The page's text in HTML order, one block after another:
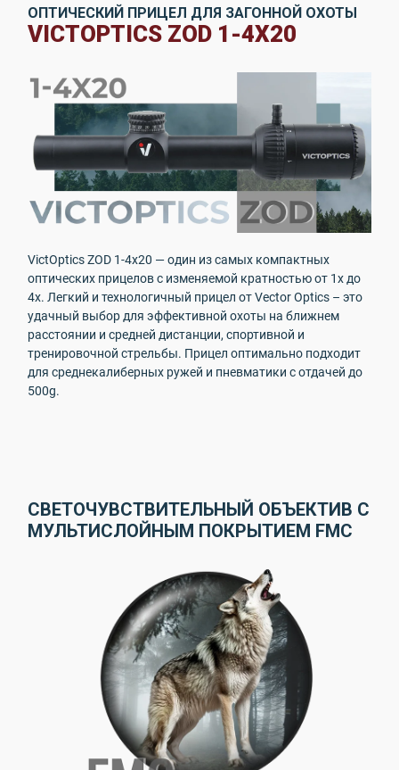
ОПТИЧЕСКИЙ ПРИЦЕЛ ДЛЯ ЗАГОННОЙ ОХОТЫ
VICTOPTICS ZOD 1-4X20
VictOptics ZOD 1-4x20 — один из самых компактных
оптических прицелов с изменяемой кратностью от 1х до
4х. Легкий и технологичный прицел от Vector Optics – это
удачный выбор для эффективной охоты на ближнем
расстоянии и средней дистанции, спортивной и
тренировочной стрельбы. Прицел оптимально подходит
для среднекалиберных ружей и пневматики с отдачей до
500g.
СВЕТОЧУВСТВИТЕЛЬНЫЙ ОБЪЕКТИВ С
МУЛЬТИСЛОЙНЫМ ПОКРЫТИЕМ FMC